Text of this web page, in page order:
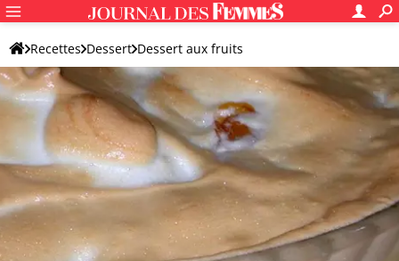
Recettes Dessert Dessert aux fruits
Dessert original aux fruits